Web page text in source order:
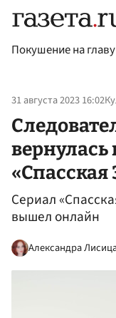
Покушение на
31 августа 2023 16:02
вернулась
«Спасская
Сериал
вышел онлайн
Александра